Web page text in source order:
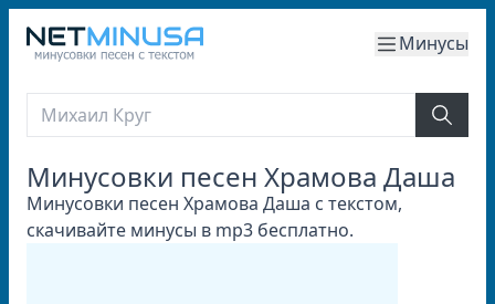
Минусы
Минусовки песен Храмова Даша
Минусовки песен Храмова Даша с текстом,
скачивайте минусы в mp3 бесплатно.